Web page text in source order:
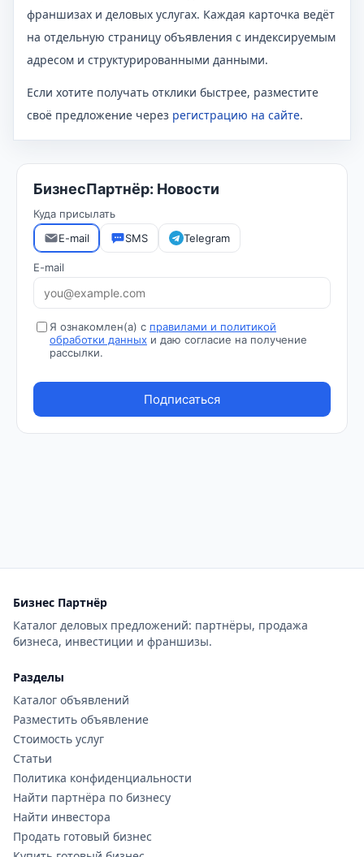
франшизах и деловых услугах. Каждая карточка ведёт
на отдельную страницу объявления с индексируемым
адресом и структурированными данными.
Если хотите получать отклики быстрее, разместите
своё предложение через регистрацию на сайте.
Бизнес Партнёр
Каталог деловых предложений: партнёры, продажа
бизнеса, инвестиции и франшизы.
Разделы
Каталог объявлений
Разместить объявление
Стоимость услуг
Статьи
Политика конфиденциальности
Найти партнёра по бизнесу
Найти инвестора
Продать готовый бизнес